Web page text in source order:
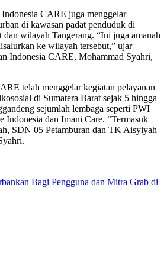
CARE juga menggelar
di kawasan padat penduduk di
dan wilayah Tangerang. “Ini juga amanah
ke wilayah tersebut,” ujar
Indonesia CARE, Mohammad Syahri,
telah menggelar kegiatan pelayanan
di Sumatera Barat sejak 5 hingga
sejumlah lembaga seperti PWI
Indonesia dan Imani Care. “Termasuk
SDN 05 Petamburan dan TK Aisyiyah
Bagi Pengguna dan Mitra Grab di